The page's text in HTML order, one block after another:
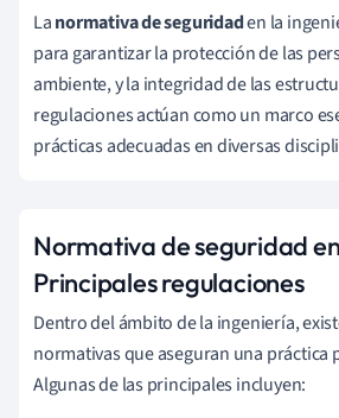
Lanormativa de seguridaden la
para garantizar la protección de las
ambiente, y la integridad de las
regulaciones actúan como un marco
prácticas adecuadas en diversas
Normativa de seguridad
Principales regulaciones
Dentro del ámbito de la ingeniería,
normativas que aseguran una práctica
Algunas de las principales incluyen: